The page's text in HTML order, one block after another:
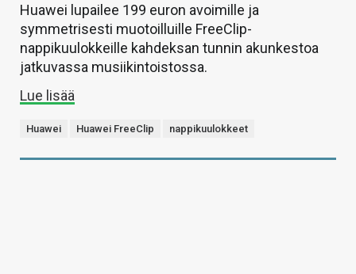
Huawei lupailee 199 euron avoimille ja
symmetrisesti muotoilluille FreeClip-
nappikuulokkeille kahdeksan tunnin akunkestoa
jatkuvassa musiikintoistossa.
Lue lisää
Huawei Huawei FreeClip nappikuulokkeet